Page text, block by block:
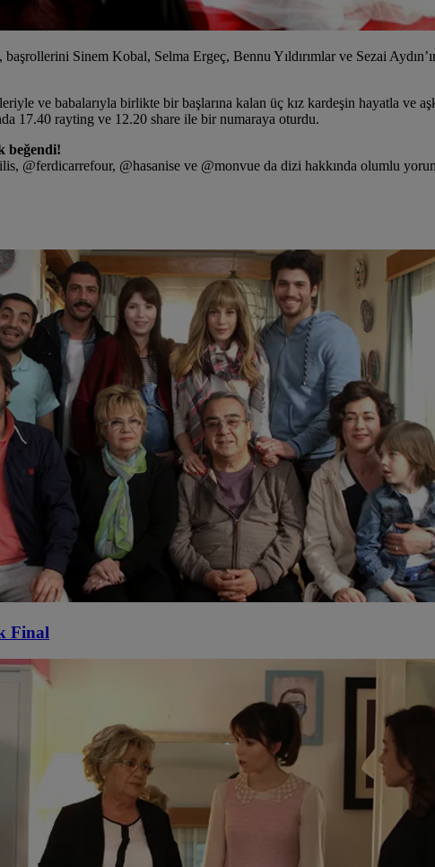
başrollerini Sinem Kobal, Selma Ergeç, Bennu Yıldırımlar ve Sezai
ve babalarıyla birlikte bir başlarına kalan üç kız kardeşin hayatla ve
17.40 rayting ve 12.20 share ile bir numaraya oturdu.
beğendi!
@ferdicarrefour, @hasanise ve @monvue da dizi hakkında olumlu
Final